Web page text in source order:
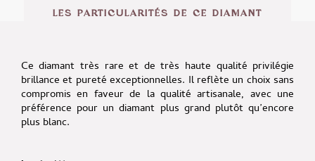
LES PARTICULARITÉS DE CE DIAMANT
Ce diamant très rare et de très haute qualité privilégie
brillance et pureté exceptionnelles. Il reflète un choix sans
compromis en faveur de la qualité artisanale, avec une
préférence pour un diamant plus grand plutôt qu’encore
plus blanc.